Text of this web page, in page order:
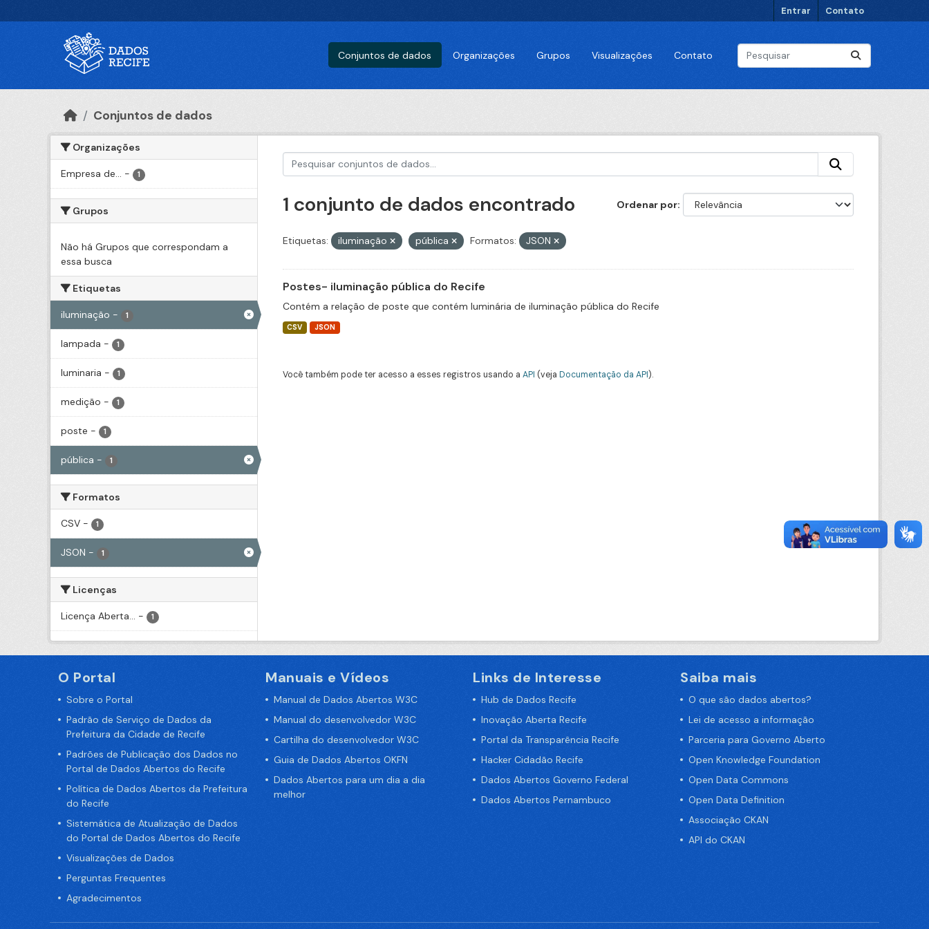
Entrar Contato
Conjuntos de dados Organizações Grupos Visualizações Contato
Conjuntos de dados
Organizações
Empresa de... - 1
Grupos
Não há Grupos que correspondam a
essa busca
Etiquetas
iluminação - 1
lampada - 1
luminaria - 1
medição - 1
poste - 1
pública - 1
Formatos
CSV - 1
JSON - 1
Licenças
Licença Aberta... - 1
Ordenar por
1 conjunto de dados encontrado
Etiquetas: iluminação pública Formatos: JSON
Postes- iluminação pública do Recife
Contém a relação de poste que contém luminária de iluminação pública do Recife
CSV JSON
Você também pode ter acesso a esses registros usando a API (veja Documentação da API).
O Portal
Sobre o Portal
Padrão de Serviço de Dados da
Prefeitura da Cidade de Recife
Padrões de Publicação dos Dados no
Portal de Dados Abertos do Recife
Política de Dados Abertos da Prefeitura
do Recife
Sistemática de Atualização de Dados
do Portal de Dados Abertos do Recife
Visualizações de Dados
Perguntas Frequentes
Agradecimentos
Manuais e Vídeos
Manual de Dados Abertos W3C
Manual do desenvolvedor W3C
Cartilha do desenvolvedor W3C
Guia de Dados Abertos OKFN
Dados Abertos para um dia a dia
melhor
Links de Interesse
Hub de Dados Recife
Inovação Aberta Recife
Portal da Transparência Recife
Hacker Cidadão Recife
Dados Abertos Governo Federal
Dados Abertos Pernambuco
Saiba mais
O que são dados abertos?
Lei de acesso a informação
Parceria para Governo Aberto
Open Knowledge Foundation
Open Data Commons
Open Data Definition
Associação CKAN
API do CKAN